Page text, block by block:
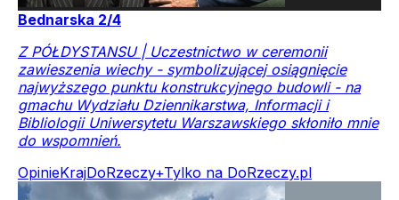
Bednarska 2/4
Z PÓŁDYSTANSU | Uczestnictwo w ceremonii
zawieszenia wiechy - symbolizującej osiągnięcie
najwyższego punktu konstrukcyjnego budowli - na
gmachu Wydziału Dziennikarstwa, Informacji i
Bibliologii Uniwersytetu Warszawskiego skłoniło mnie
do wspomnień.
OpinieKrajDoRzeczy+Tylko na DoRzeczy.pl